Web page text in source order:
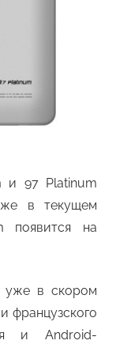
и 97 Platinum
в текущем
появится на
уже в скором
французского
и Android-